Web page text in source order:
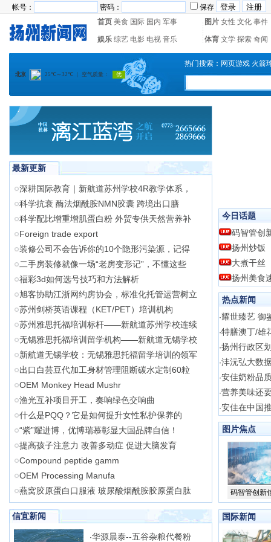
帐号： 密码：
保存
首页 美食 国际 国内 军事 图片 女性 文化 事件
娱乐 综艺 电影 电视 音乐 体育 文学 探索 奇闻
热门搜索： 网页游戏 火箭
最新更新
深耕国际教育｜新航道苏州学校4R教学体系，
科学抗衰 酶法烟酰胺NMN胶囊 跨境出口膳
科学配比增重增肌蛋白粉 外贸专供天然营养补
Foreign trade export
装修公司不会告诉你的10个隐形污染源，记得
二手房装修就像一场“老房变形记”，不懂这些
福彩3d如何选号技巧和方法解析
旭客协助江浙网约房协会，标准化托管运营树立
苏州剑桥英语课程（KET/PET）培训机构
苏州雅思托福培训标杆——新航道苏州学校连续
无锡雅思托福培训留学机构——新航道无锡学校
新航道无锡学校：无锡雅思托福留学培训的领军
出口白芸豆代加工身材管理阻断碳水定制60粒
OEM Monkey Head Mushr
渔光互补项目开工，奏响绿色交响曲
什么是PQQ？它是如何提升女性私护保养的
“紫”耀进博，优博瑞慕彰显大国品牌自信！
提高孩子注意力 改善多动症 促进大脑发育
Compound peptide gamm
OEM Processing Manufa
燕窝胶原蛋白口服液 玻尿酸烟酰胺胶原蛋白肽
今日话题
码智管创
扬州炒饭
大煮干丝
扬州美食
热点新闻
·耀世臻艺 御
·特膳澳丁/雄
·扬州行政区
·沣沅弘大数
·安佳奶粉品
·营养美味还
·安佳在中国
图片焦点
码智管创新
信宜新闻
·华源晨泰--五谷杂粮代餐粉
国际新闻